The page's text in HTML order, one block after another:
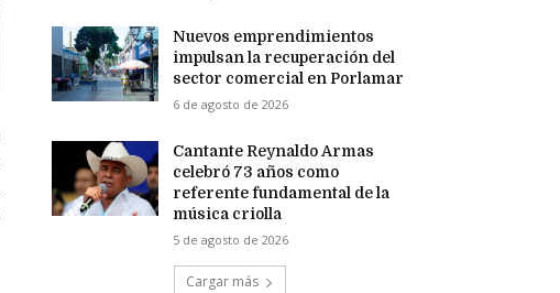
Nuevos emprendimientos
impulsan la recuperación del
sector comercial en Porlamar
6 de agosto de 2026
Cantante Reynaldo Armas
celebró 73 años como
referente fundamental de la
música criolla
5 de agosto de 2026
Cargar más